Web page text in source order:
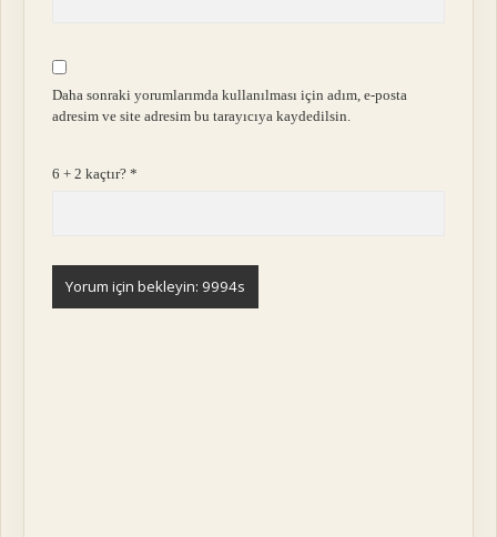
Daha sonraki yorumlarımda kullanılması için adım, e-posta
adresim ve site adresim bu tarayıcıya kaydedilsin.
6 + 2 kaçtır?*